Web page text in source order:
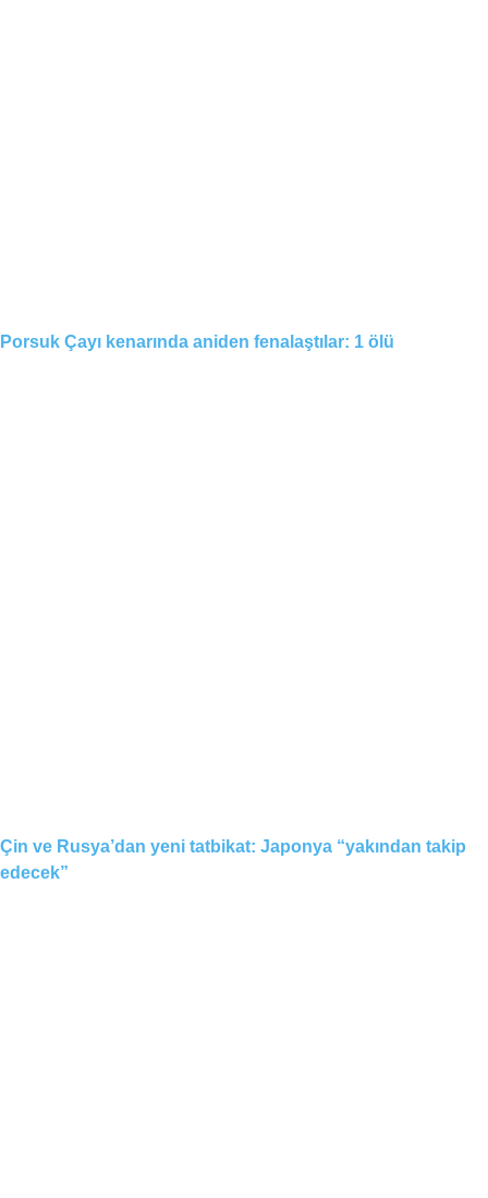
Porsuk Çayı kenarında aniden fenalaştılar: 1 ölü
Çin ve Rusya’dan yeni tatbikat: Japonya “yakından takip
edecek”